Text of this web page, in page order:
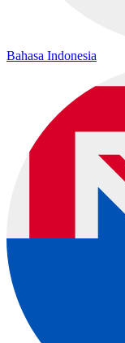
Bahasa Indonesia